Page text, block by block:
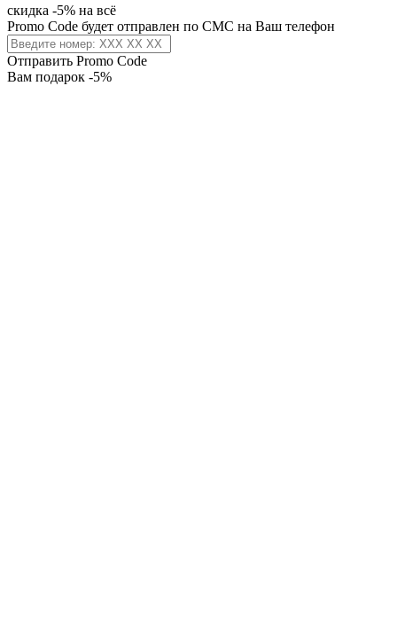
скидка -5% на всё
Promo Code будет отправлен по СМС на Ваш телефон
Отправить Promo Code
Вам подарок -5%